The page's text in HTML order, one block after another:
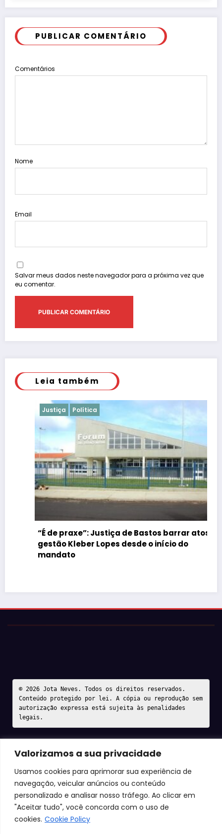
Valorizamos a sua privacidade
Usamos cookies para aprimorar sua experiência de
navegação, veicular anúncios ou conteúdo
personalizado e analisar nosso tráfego. Ao clicar em
"Aceitar tudo", você concorda com o uso de
cookies. Cookie Policy
PUBLICAR COMENTÁRIO
Comentários
Nome
Email
Salvar meus dados neste navegador para a próxima vez que
eu comentar.
Leia também
Justiça Política
“É de praxe”: Justiça de Bastos barrar atos da
gestão Kleber Lopes desde o início do
mandato
© 2026 Jota Neves. Todos os direitos reservados.
Conteúdo protegido por lei. A cópia ou reprodução sem
autorização expressa está sujeita às penalidades
legais.